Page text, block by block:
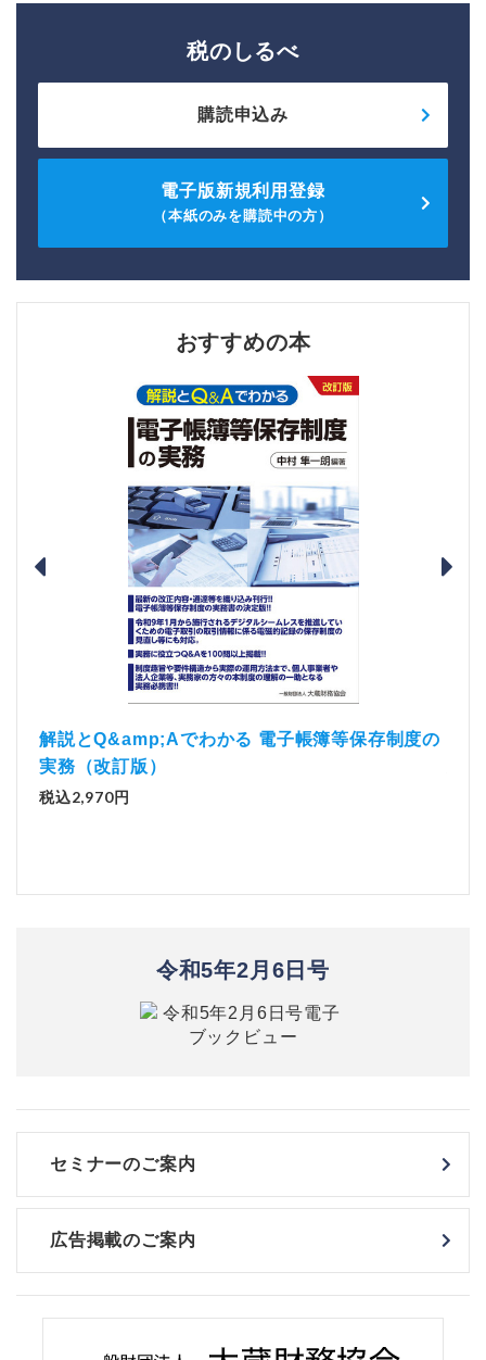
税のしるべ
購読申込み
電子版新規利用登録
（本紙のみを購読中の方）
おすすめの本
解説とQ&amp;Aでわかる 電子帳簿等保存制度の
実務（改訂版）
税込2,970円
令和5年2月6日号
セミナーのご案内
広告掲載のご案内